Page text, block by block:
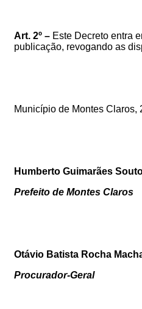
Art. 2º – Este Decreto entra
publicação, revogando as
Município de Montes Claros,
Humberto Guimarães
Prefeito de Montes Claros
Otávio Batista Rocha
Procurador-Geral